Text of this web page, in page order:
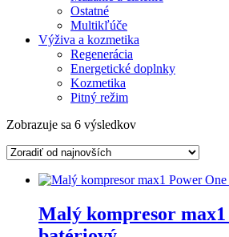
Ostatné
Multikľúče
Výživa a kozmetika
Regenerácia
Energetické doplnky
Kozmetika
Pitný režim
Zobrazuje sa 6 výsledkovZoradené
najnovších
Malý kompresor max1